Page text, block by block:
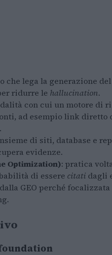
che lega la generazione
ridurre le hallucination.
con cui un motore di
ad esempio link diretto
di siti, database e
evidenze.
Optimization): pratica
di essere citati dagli
GEO perché focalizzata